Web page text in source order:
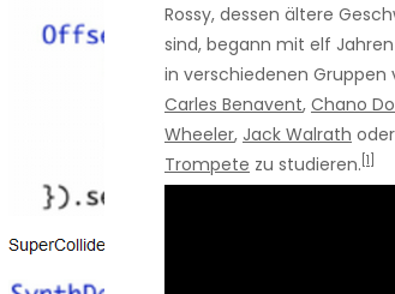
Rossy, dessen ältere
sind, begann mit elf
in verschiedenen Gruppen
Carles Benavent, Chano
Wheeler, Jack Walrath oder
Trompete zu studieren. [1]